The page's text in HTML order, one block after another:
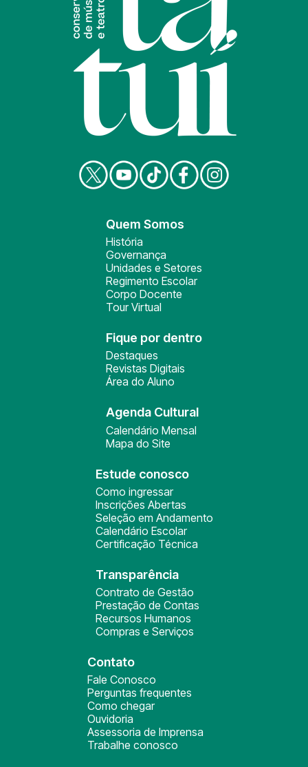
Quem Somos
História
Governança
Unidades e Setores
Regimento Escolar
Corpo Docente
Tour Virtual
Fique por dentro
Destaques
Revistas Digitais
Área do Aluno
Agenda Cultural
Calendário Mensal
Mapa do Site
Estude conosco
Como ingressar
Inscrições Abertas
Seleção em Andamento
Calendário Escolar
Certificação Técnica
Transparência
Contrato de Gestão
Prestação de Contas
Recursos Humanos
Compras e Serviços
Contato
Fale Conosco
Perguntas frequentes
Como chegar
Ouvidoria
Assessoria de Imprensa
Trabalhe conosco